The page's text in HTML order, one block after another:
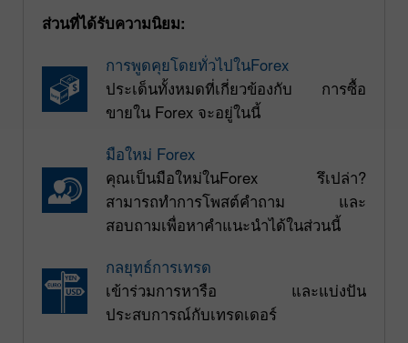
ส่วนที่ได้รับความนิยม:
การพูดคุยโดยทั่วไปในForex
ประเด็นทั้งหมดที่เกี่ยวข้องกับ การซื้อ
ขายใน Forex จะอยู่ในนี้
มือใหม่ Forex
คุณเป็นมือใหม่ในForex รึเปล่า?
สามารถทำการโพสต์คำถาม และ
สอบถามเพื่อหาคำแนะนำได้ในส่วนนี้
กลยุทธ์การเทรด
เข้าร่วมการหารือ และแบ่งปัน
ประสบการณ์กับเทรดเดอร์